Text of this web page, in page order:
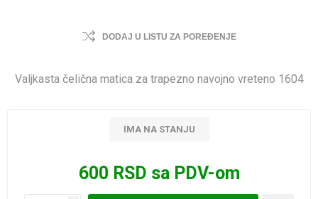
DODAJ U LISTU ZA POREĐENJE
Valjkasta čelična matica za trapezno navojno vreteno 1604
IMA NA STANJU
600 RSD sa PDV-om